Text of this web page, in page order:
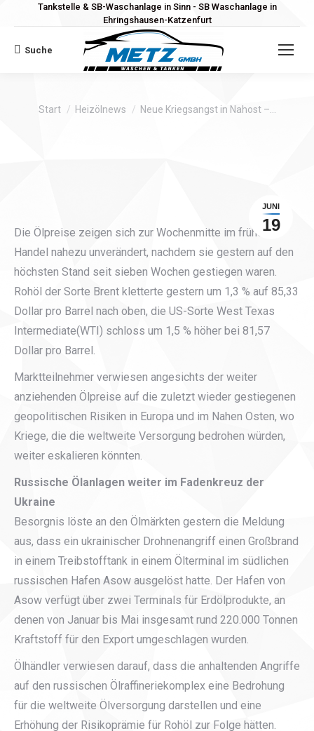
Tankstelle & SB-Waschanlage in Sinn - SB Waschanlage in
Ehringshausen-Katzenfurt
Search:
Suche
Sie befinden sich hier:
Start Heizölnews Neue Kriegsangst in Nahost –…
JUNI
19
Die Ölpreise zeigen sich zur Wochenmitte im frühen
Handel nahezu unverändert, nachdem sie gestern auf den
höchsten Stand seit sieben Wochen gestiegen waren.
Rohöl der Sorte Brent kletterte gestern um 1,3 % auf 85,33
Dollar pro Barrel nach oben, die US-Sorte West Texas
Intermediate(WTI) schloss um 1,5 % höher bei 81,57
Dollar pro Barrel.
Marktteilnehmer verwiesen angesichts der weiter
anziehenden Ölpreise auf die zuletzt wieder gestiegenen
geopolitischen Risiken in Europa und im Nahen Osten, wo
Kriege, die die weltweite Versorgung bedrohen würden,
weiter eskalieren könnten.
Russische Ölanlagen weiter im Fadenkreuz der
Ukraine
Besorgnis löste an den Ölmärkten gestern die Meldung
aus, dass ein ukrainischer Drohnenangriff einen Großbrand
in einem Treibstofftank in einem Ölterminal im südlichen
russischen Hafen Asow ausgelöst hatte. Der Hafen von
Asow verfügt über zwei Terminals für Erdölprodukte, an
denen von Januar bis Mai insgesamt rund 220.000 Tonnen
Kraftstoff für den Export umgeschlagen wurden.
Ölhändler verwiesen darauf, dass die anhaltenden Angriffe
auf den russischen Ölraffineriekomplex eine Bedrohung
für die weltweite Ölversorgung darstellen und eine
Erhöhung der Risikoprämie für Rohöl zur Folge hätten.